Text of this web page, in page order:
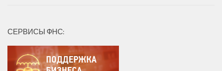
СЕРВИСЫ ФНС: